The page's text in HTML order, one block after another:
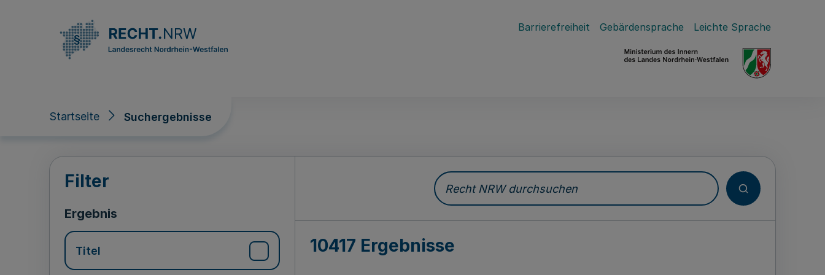
Barrierefreiheit Gebärdensprache Leichte Sprache
Startseite Suchergebnisse
Suchergebnisse
Filter
Ergebnis
Titel
Recht NRW durchsuchen
10417 Ergebnisse